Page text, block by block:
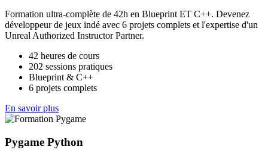
Formation ultra-complète de 42h en Blueprint ET C++. Devenez
développeur de jeux indé avec 6 projets complets et l'expertise d'un
Unreal Authorized Instructor Partner.
42 heures de cours
202 sessions pratiques
Blueprint & C++
6 projets complets
En savoir plus
Pygame Python